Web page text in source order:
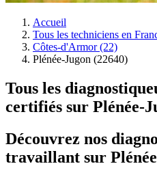
Accueil
Tous les techniciens en
Côtes-d'Armor (22)
Plénée-Jugon (22640)
Tous les
certifiés sur Plénée-
Découvrez nos
travaillant sur